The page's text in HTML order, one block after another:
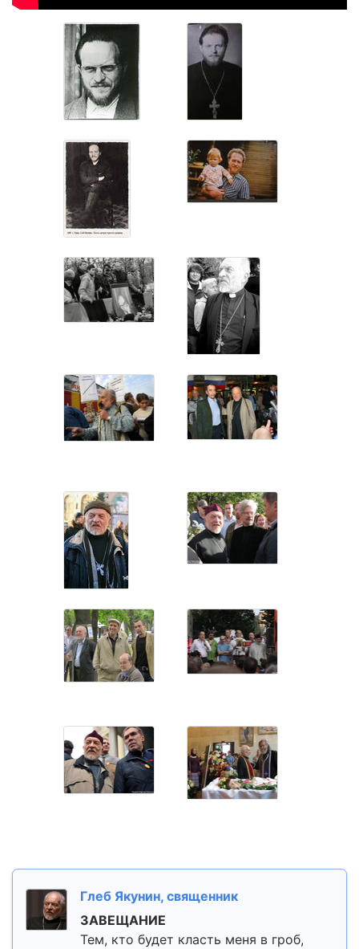
Глеб Якунин, священник
ЗАВЕЩАНИЕ
Тем, кто будет класть меня в гроб,